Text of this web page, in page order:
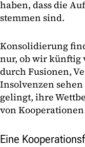
haben, dass die
stemmen sind.
Konsolidierung
nur, ob wir künftig
durch Fusionen,
Insolvenzen
gelingt, ihre
von
Eine